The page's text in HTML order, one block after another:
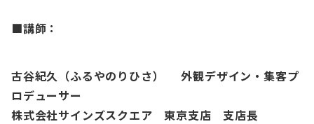
■講師：
古谷紀久（ふるやのりひさ） 外観デザイン・集客プ
ロデューサー
株式会社サインズスクエア 東京支店 支店長